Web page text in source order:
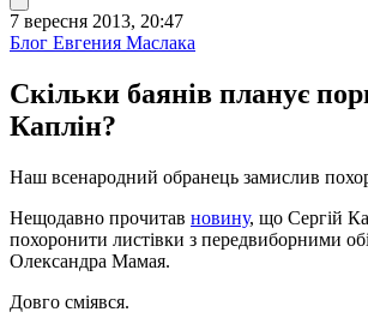
7 вересня 2013, 20:47
Блог Евгения Маслака
Скільки баянів планує
Каплін?
Наш всенародний обранець замислив
Нещодавно прочитав новину, що Сергій
похоронити листівки з передвиборними
Олександра Мамая.
Довго сміявся.